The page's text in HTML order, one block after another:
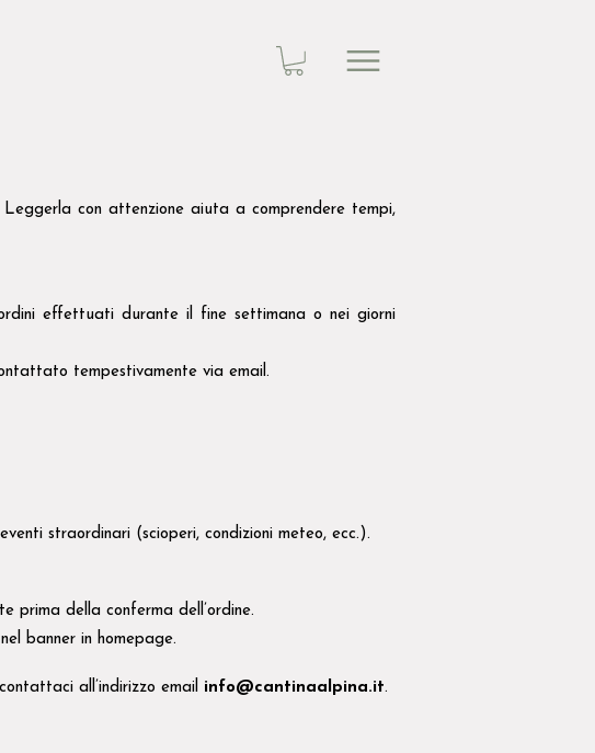
Leggerla con attenzione aiuta a comprendere tempi,
effettuati durante il fine settimana o nei giorni
tempestivamente via email.
straordinari (scioperi, condizioni meteo, ecc.).
prima della conferma dell’ordine.
banner in homepage.
all’indirizzo email info@cantinaalpina.it.